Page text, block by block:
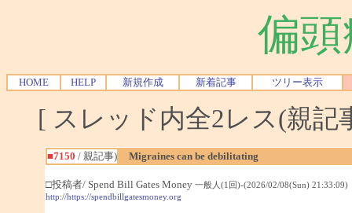
偏
HOME HELP 新規作成 新着記事 ツリー表示
[ スレッド内全2レス(親
■7150 / 親記事) Migraines can be debilitating
□投稿者/ Spend Bill Gates Money 一般人(1回)-(2026/02/08(Sun) 21:33:09)
http://https://spendbillgatesmoney.org